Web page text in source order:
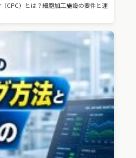
CPC）とは？細胞加工施設の要件と運